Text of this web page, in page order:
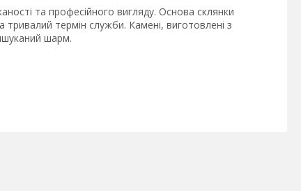
та професійного вигляду. Основа склянки
термін служби. Камені, виготовлені з
шарм.